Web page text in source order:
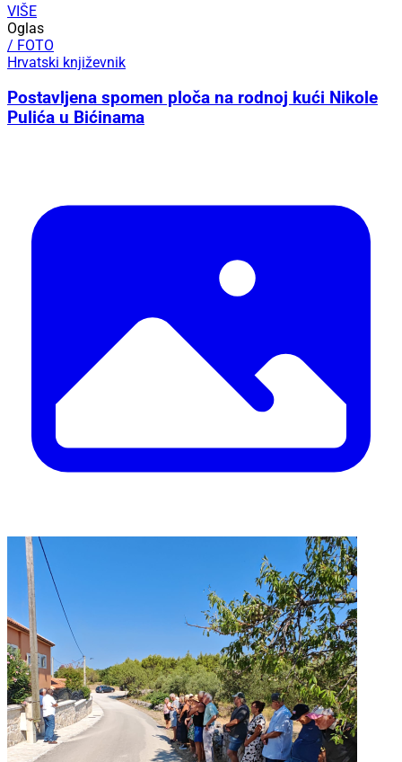
VIŠE
Oglas
/ FOTO
Hrvatski književnik
Postavljena spomen ploča na rodnoj kući Nikole
Pulića u Bićinama